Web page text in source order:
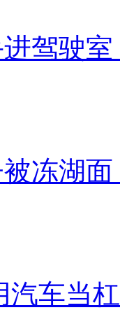
驾驶
冻湖
汽车当